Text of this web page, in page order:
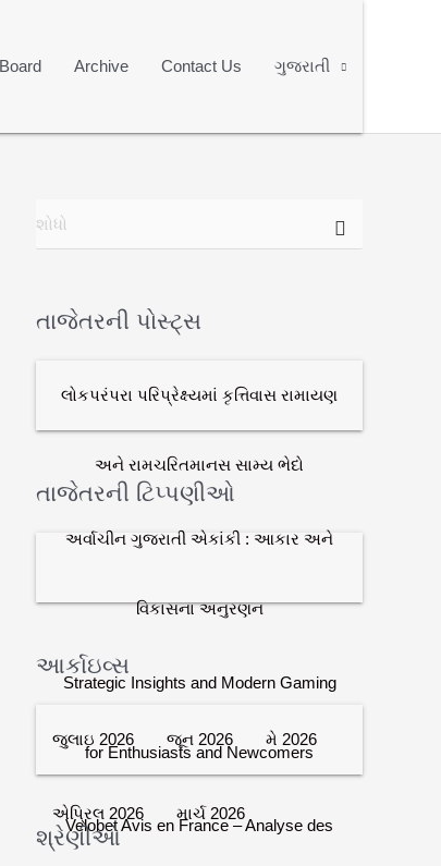
Archive Contact Us ગુજરાતી
તાજેતરની પોસ્ટ્સ
લોકપરંપરા પરિપ્રેક્ષ્યમાં કૃત્તિવાસ રામાયણ
અને રામચરિતમાનસ સામ્ય ભેદો
અર્વાચીન ગુજરાતી એકાંકી : આકાર અને
વિકાસના અનુરણન
Strategic Insights and Modern Gaming
for Enthusiasts and Newcomers
Velobet Avis en France – Analyse des
તાજેતરની ટિપ્પણીઓ
આર્કાઇવ્સ
જુલાઇ 2026 જૂન 2026 મે 2026
એપ્રિલ 2026 માર્ચ 2026
શ્રેણીઓ